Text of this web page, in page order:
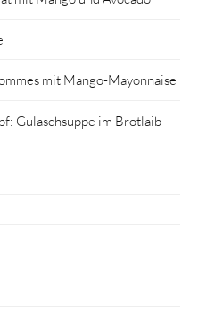
mit Mango-Mayonnaise
Gulaschsuppe im Brotlaib